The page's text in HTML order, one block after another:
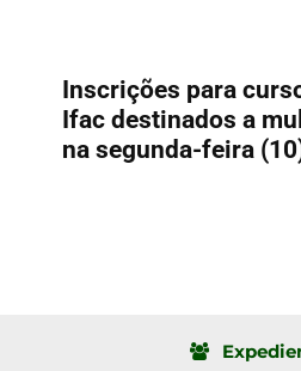
Inscrições para
Ifac destinados a
na segunda-feira